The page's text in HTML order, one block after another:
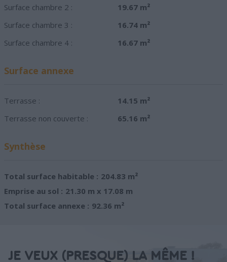
Surface chambre 2 :
19.67 m²
Surface chambre 3 :
16.74 m²
Surface chambre 4 :
16.67 m²
Surface annexe
Terrasse :
14.15 m²
Terrasse non couverte :
65.16 m²
Synthèse
Total surface habitable : 204.83 m²
Emprise au sol : 21.30 m x 17.08 m
Total surface annexe : 92.36 m²
JE VEUX (PRESQUE) LA MÊME !